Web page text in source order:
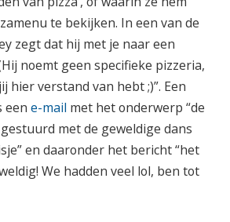
te bekijken. In een van de
zegt dat hij met je naar een
noemt geen specifieke pizzeria,
hier verstand van hebt ;)”. Een
een e-mail met het onderwerp “de
met de geweldige dans
en daaronder het bericht “het
We hadden veel lol, ben tot